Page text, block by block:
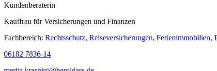
Kundenberaterin
Kauffrau für Versicherungen und Finanzen
Fachbereich: Rechtsschutz, Reiseversicherungen, Ferienimmobilien,
06182 7836-14